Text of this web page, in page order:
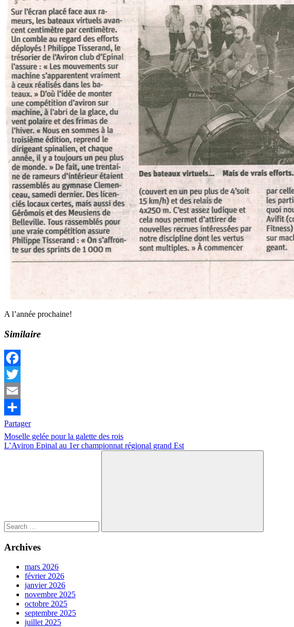
A l’année prochaine!
Similaire
Facebook
Twitter
Email
Partager
Compétition
Navigation
de
Previous
Post:
Moselle gelée pour la galette des rois
Next
L’Aviron Epinal au 1er championnat régional grand Est
Search
Archives
mars 2026
février 2026
janvier 2026
novembre 2025
octobre 2025
septembre 2025
juillet 2025